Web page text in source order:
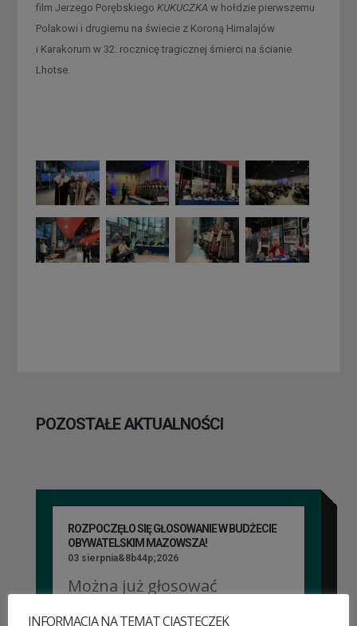
film Jerzego Porębskiego KUKUCZKA w hołdzie pierwszemu
Polakowi i drugiemu na świecie z Koroną Himalajów
i Karakorum w 32. rocznicę tragicznej śmierci na ścianie
Lhotse.
POZOSTAŁE AKTUALNOŚCI
ROZPOCZĘŁO SIĘ GŁOSOWANIE W BUDŻECIE
OBYWATELSKIM MAZOWSZA!
03 sierpnia&8b44p;2026
Można już głosować
na projekty zgłoszone do 7.
INFORMACJA NA TEMAT CIASTECZEK